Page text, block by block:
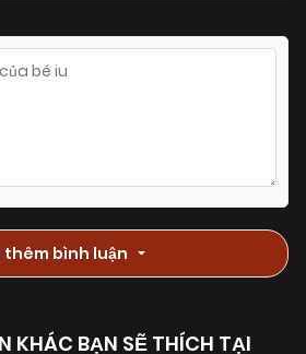
thêm bình luận
KHÁC BẠN SẼ THÍCH TẠI